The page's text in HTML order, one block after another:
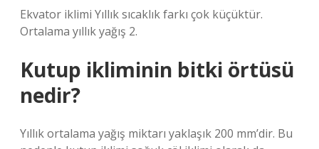
Ekvator iklimi Yıllık sıcaklık farkı çok küçüktür.
Ortalama yıllık yağış 2.
Kutup ikliminin bitki örtüsü
nedir?
Yıllık ortalama yağış miktarı yaklaşık 200 mm’dir. Bu